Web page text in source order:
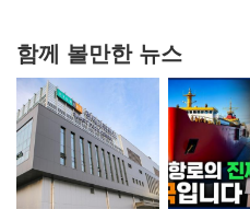
함께 볼만한 뉴스